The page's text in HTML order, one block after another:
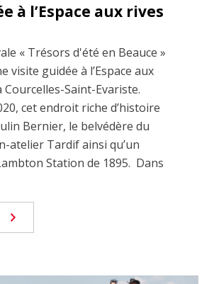
à l’Espace aux rives
« Trésors d'été en Beauce »
visite guidée à l’Espace aux
Courcelles-Saint-Evariste.
cet endroit riche d’histoire
Bernier, le belvédère du
atelier Tardif ainsi qu’un
Station de 1895. Dans